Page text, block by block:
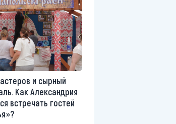
и сырный
Как Александрия
встречать гостей